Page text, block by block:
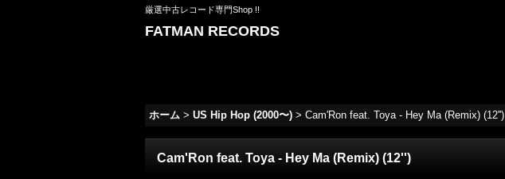
厳選中古レコード専門Shop !!
FATMAN RECORDS
ホーム > US Hip Hop (2000〜) > Cam'Ron feat. Toya - Hey Ma (Remix) (12'')
Cam'Ron feat. Toya - Hey Ma (Remix) (12'')